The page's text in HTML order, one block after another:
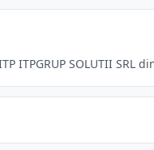
ITPGRUP SOLUTII